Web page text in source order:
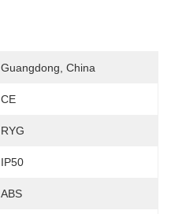
Guangdong, China
CE
RYG
IP50
ABS